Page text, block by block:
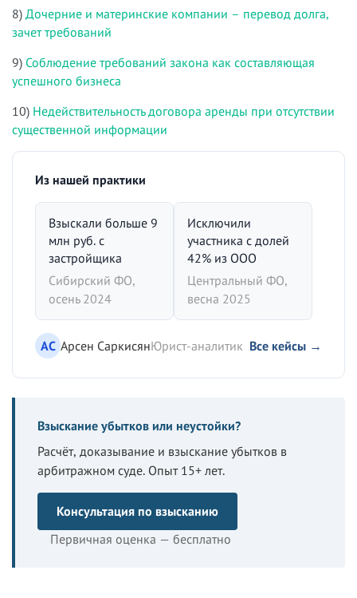
8) Дочерние и материнские компании – перевод долга,
зачет требований
9) Соблюдение требований закона как составляющая
успешного бизнеса
10) Недействительность договора аренды при отсутствии
существенной информации
Из нашей практики
Взыскали больше 9
млн руб. с
застройщика
Сибирский ФО,
осень 2024
Исключили
участника с долей
42% из ООО
Центральный ФО,
весна 2025
АС Арсен СаркисянЮрист-аналитик Все кейсы →
Взыскание убытков или неустойки?
Расчёт, доказывание и взыскание убытков в
арбитражном суде. Опыт 15+ лет.
Консультация по взысканию
Первичная оценка — бесплатно